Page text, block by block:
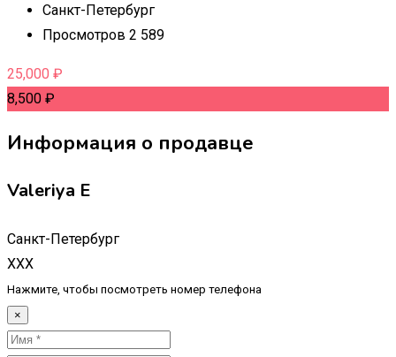
Санкт-Петербург
Просмотров 2 589
25,000 ₽
8,500 ₽
Информация о продавце
Valeriya E
Санкт-Петербург
XXX
Нажмите, чтобы посмотреть номер телефона
×